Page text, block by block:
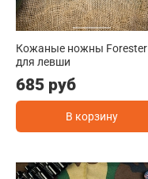
Кожаные ножны Forester
для левши
685 руб
В корзину